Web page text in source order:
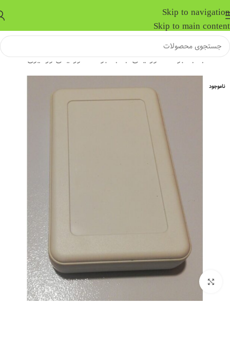
Skip to navigation
Skip to main content
خانه/جعبه برد الکترونیکی/جعبه برد الکترونیکی رومیزی
ناموجود
بزرگنمایی تصویر